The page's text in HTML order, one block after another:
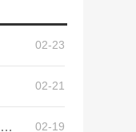
02-23
02-21
《PROGRESS ORDERS》攻略——发售时间介绍 02-19